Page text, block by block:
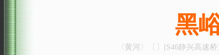
黑
〈黄河〉〔〕[S46静兴高速